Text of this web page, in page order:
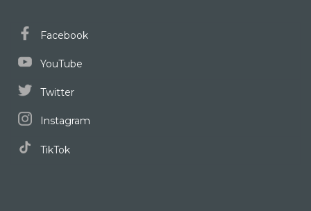
Facebook
YouTube
Twitter
Instagram
TikTok